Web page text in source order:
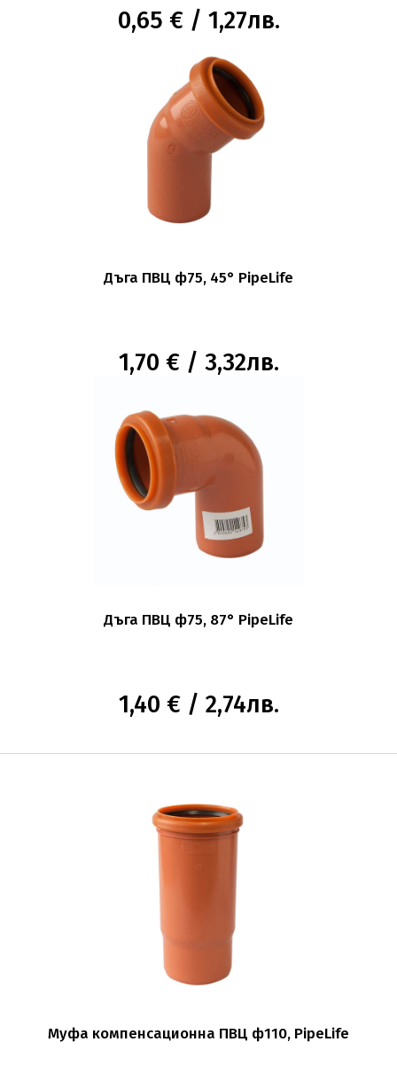
0,65 € / 1,27лв.
Дъга ПВЦ ф75, 45° PipeLife
1,70 € / 3,32лв.
Дъга ПВЦ ф75, 87° PipeLife
1,40 € / 2,74лв.
Муфа компенсационна ПВЦ ф110, PipeLife